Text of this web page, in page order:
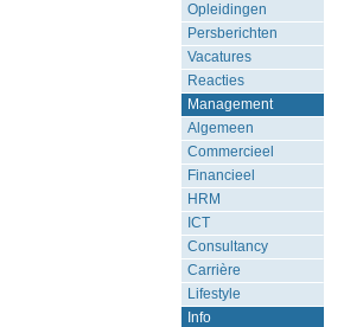
Opleidingen
Persberichten
Vacatures
Reacties
Management
Algemeen
Commercieel
Financieel
HRM
ICT
Consultancy
Carrière
Lifestyle
Info